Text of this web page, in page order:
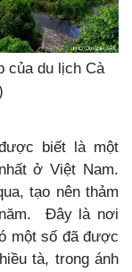
của du lịch Cà
biết là một
ở Việt Nam.
tạo nên thảm
Đây là nơi
một số đã được
tà, trong ánh